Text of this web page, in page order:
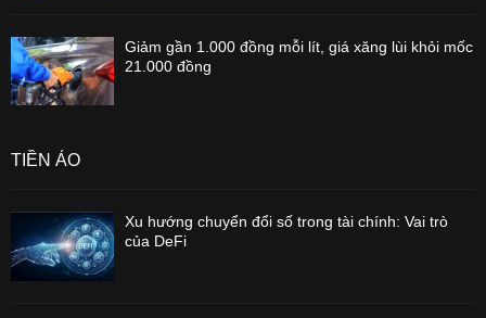
Giảm gần 1.000 đồng mỗi lít, giá xăng lùi khỏi mốc
21.000 đồng
TIỀN ẢO
Xu hướng chuyển đổi số trong tài chính: Vai trò
của DeFi